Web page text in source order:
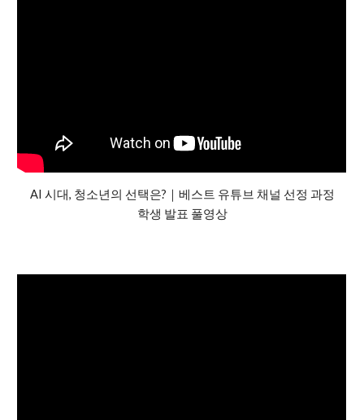
AI 시대, 청소년의 선택은?｜베스트 유튜브 채널 선정 과정
학생 발표 풀영상